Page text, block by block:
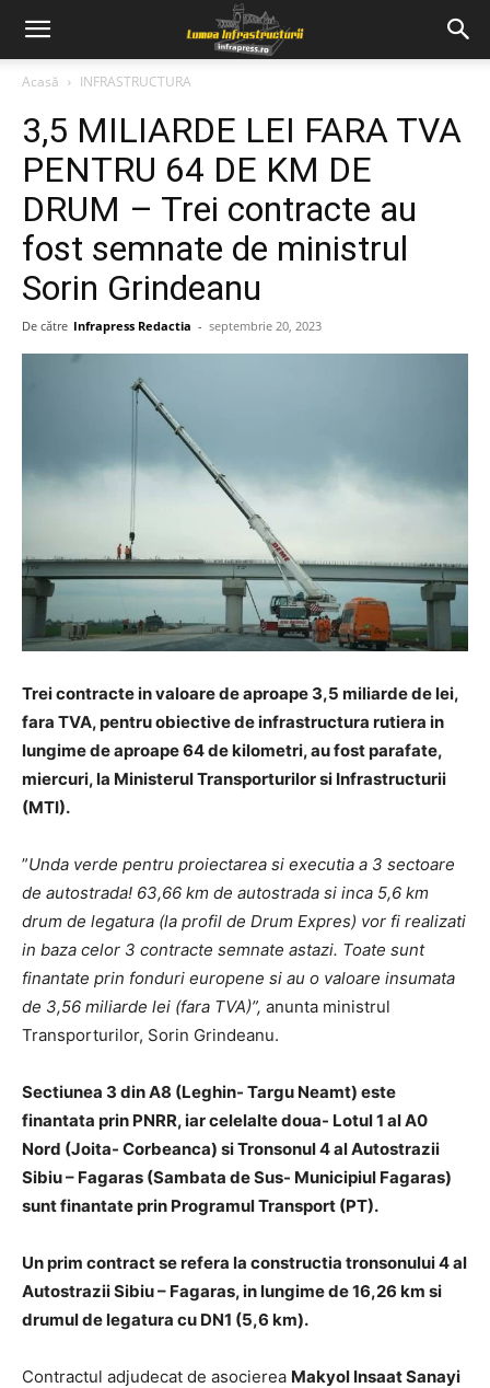
Acasă INFRASTRUCTURA
3,5 MILIARDE LEI FARA TVA
PENTRU 64 DE KM DE
DRUM – Trei contracte au
fost semnate de ministrul
Sorin Grindeanu
De către Infrapress Redactia - septembrie 20, 2023
Trei contracte in valoare de aproape 3,5 miliarde de lei,
fara TVA, pentru obiective de infrastructura rutiera in
lungime de aproape 64 de kilometri,au fost parafate,
miercuri, la Ministerul Transporturilor si Infrastructurii
(MTI).
”Unda verde pentru proiectarea si executia a 3 sectoare
de autostrada! 63,66 km de autostrada si inca 5,6 km
drum de legatura (la profil de Drum Expres) vor fi realizati
in baza celor 3 contracte semnate astazi. Toate sunt
finantate prin fonduri europene si au o valoare insumata
de 3,56 miliarde lei (fara TVA)”, anunta ministrul
Transporturilor, Sorin Grindeanu.
Sectiunea 3 din A8 (Leghin- Targu Neamt) este
finantata prin PNRR, iar celelalte doua- Lotul 1 al A0
Nord (Joita- Corbeanca) si Tronsonul 4 al Autostrazii
Sibiu – Fagaras (Sambata de Sus- Municipiul Fagaras)
sunt finantate prin Programul Transport (PT).
Un prim contract se refera la constructia tronsonului 4 al
Autostrazii Sibiu – Fagaras, in lungime de 16,26 km si
drumul de legatura cu DN1 (5,6 km).
Contractul adjudecat de asocierea Makyol Insaat Sanayi